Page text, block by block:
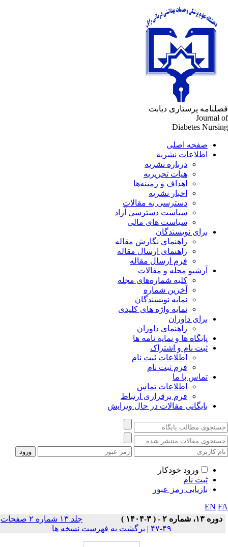
پرستاری دیابت
Journal
Diabetes
صفحه اصلی
اطلاعات نشریه
درباره نشریه
هیات تحریریه
اهداف و زمینه‌ها
اخبار نشریه
دسترسی به مقالات
سیاست دسترسی آزاد
سیاست های مالی
برای نویسندگان
راهنمای نگارش مقاله
راهنمای ارسال مقاله
فرم ارسال مقاله
آرشیو مجله و مقالات
کلیه شماره‌های مجله
آخرین شماره
نمایه نویسندگان
نمایه واژه های کلیدی
برای داوران
راهنمای داوران
پایگاه ها و نمایه نامه ها
ثبت نام و اشتراک
اطلاعات ثبت نام
فرم ثبت نام
تماس با ما
اطلاعات تماس
فرم برقراری ارتباط
بایگانی مقالات در حال ویرایش
ورود خودکار
ثبت نام
بازیابی رمز عبور
EN
دوره ۱۳، شماره ۲ - ( ۳-۱۴۰۴ )
جلد ۱۳ شماره ۲ صفحات
۴۹-۴۷
| برگشت به فهرست نسخه ها